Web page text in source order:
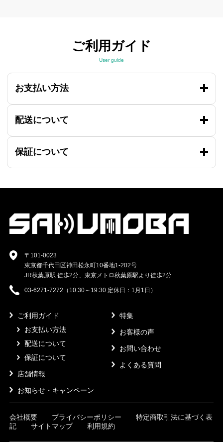
ご利用ガイド
User guide
お支払い方法
配送について
保証について
〒101-0023
東京都千代田区神田松永町10番地1-202号
JR秋葉原駅 徒歩2分、東京メトロ秋葉原駅より徒歩2分
03-6271-7272（10:30～19:30 定休日：1月1日）
ご利用ガイド
お支払い方法
配送について
保証について
店舗情報
お知らせ・キャンペーン
特集
お客様の声
お問い合わせ
よくある質問
会社概要 プライバシーポリシー
特定商取引法に基づく表
記
サイトマップ 利用規約